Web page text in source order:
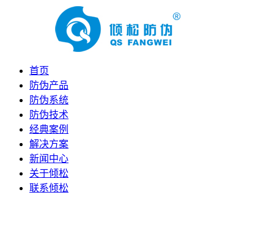
首页
防伪产品
防伪系统
防伪技术
经典案例
解决方案
新闻中心
关于倾松
联系倾松